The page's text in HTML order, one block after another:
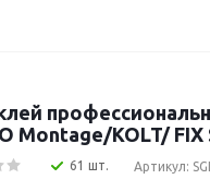
Montage/KOLT/
61 шт. Артикул: